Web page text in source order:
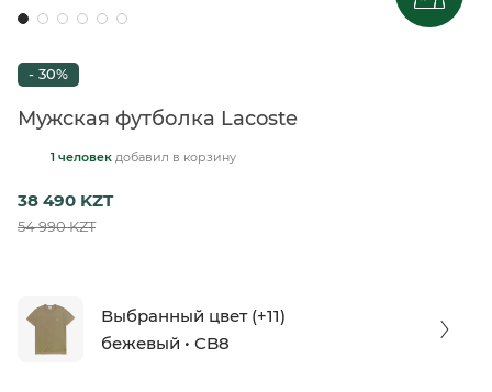
- 30%
Мужская футболка Lacoste
1 человек добавил в корзину
38 490 KZT
54 990 KZT
Выбранный цвет (+11)
бежевый • CB8